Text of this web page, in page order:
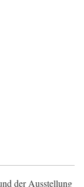
der Ausstellung